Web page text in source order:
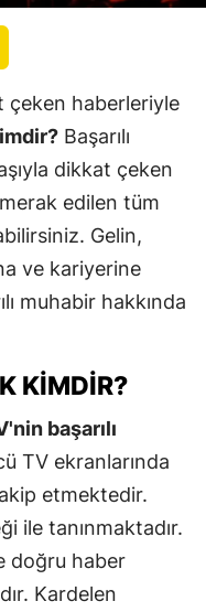
çeken haberleriyle
Başarılı
dikkat çeken
edilen tüm
Gelin,
ve kariyerine
muhabir hakkında
KIMDIR?
başarılı
TV ekranlarında
etmektedir.
ile tanınmaktadır.
doğru haber
Kardelen